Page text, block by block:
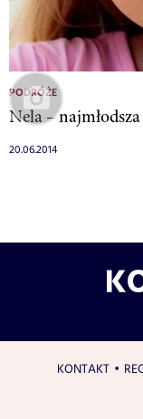
PODRÓŻE
Nela –
20.06.2014
KONTAKT